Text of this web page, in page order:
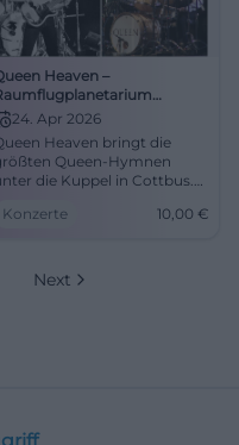
Heaven –
24. Apr 2026
Heaven bringt die
Queen-Hymnen
die Kuppel in Cottbus.
am 24.04.2026 für 10 Euro.
Konzerte 10,00 €
Next